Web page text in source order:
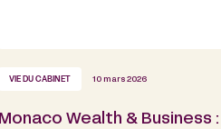
VIE DU CABINET 10 mars 2026
Monaco Wealth & Business :